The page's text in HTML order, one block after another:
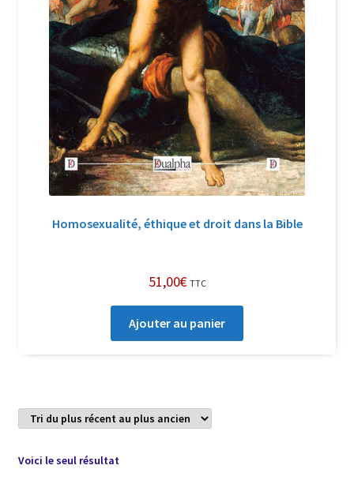
Politique de confidentialité et cookies
Qui sommes-nous ?
Soutien à Philippe Randa
Suivi de la Commande
Homosexualité, éthique et droit dans la Bible
51,00€ TTC
Ajouter au panier
Voici le seul résultat